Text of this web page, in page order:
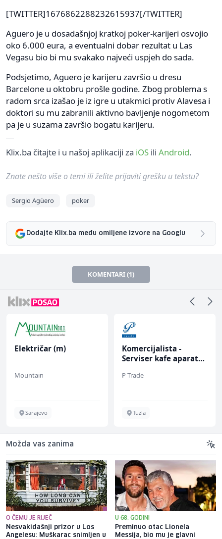
[TWITTER]1676862288232615937[/TWITTER]
Aguero je u dosadašnjoj kratkoj poker-karijeri osvojio
oko 6.000 eura, a eventualni dobar rezultat u Las
Vegasu bio bi mu svakako najveći uspjeh do sada.
Podsjetimo, Aguero je karijeru završio u dresu
Barcelone u oktobru prošle godine. Zbog problema s
radom srca izašao je iz igre u utakmici protiv Alavesa i
doktori su mu zabranili aktivno bavljenje nogometom
pa je u suzama završio bogatu karijeru.
Klix.ba čitajte i u našoj aplikaciji za iOS ili Android.
Znate nešto više o temi ili želite prijaviti grešku u tekstu?
Sergio Agüero poker
Dodajte Klix.ba među omiljene izvore na Googlu
KOMENTARI (1)
Električar (m)
Mountain
Sarajevo
Komercijalista -
Serviser kafe aparata
P Trade
Tuzla
Možda vas zanima
O ČEMU JE RIJEČ
Nesvakidašnji prizor u Los
Angelesu: Muškarac snimljen u
U 68. GODINI
Preminuo otac Lionela
Messija, bio mu je glavni